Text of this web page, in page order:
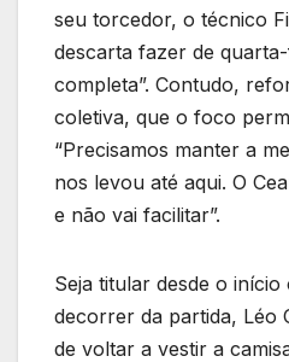
seu torcedor, o técnico
descarta fazer de
completa”. Contudo,
coletiva, que o foco
“Precisamos manter a
nos levou até aqui. O
e não vai facilitar”.
Seja titular desde o
decorrer da partida, Léo
de voltar a vestir a